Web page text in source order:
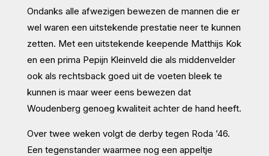
Ondanks alle afwezigen bewezen de mannen die er
wel waren een uitstekende prestatie neer te kunnen
zetten. Met een uitstekende keepende Matthijs Kok
en een prima Pepijn Kleinveld die als middenvelder
ook als rechtsback goed uit de voeten bleek te
kunnen is maar weer eens bewezen dat
Woudenberg genoeg kwaliteit achter de hand heeft.
Over twee weken volgt de derby tegen Roda ’46.
Een tegenstander waarmee nog een appeltje